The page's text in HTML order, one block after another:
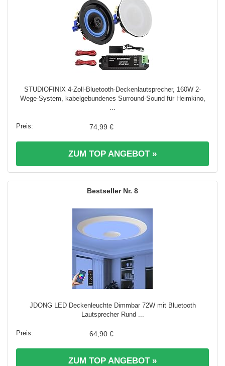
STUDIOFINIX 4-Zoll-Bluetooth-Deckenlautsprecher, 160W 2-
Wege-System, kabelgebundenes Surround-Sound für Heimkino,
74,99 €
ZUM TOP ANGEBOT »
8
JDONG LED Deckenleuchte Dimmbar 72W mit Bluetooth
Lautsprecher Rund ...
64,90 €
ZUM TOP ANGEBOT »